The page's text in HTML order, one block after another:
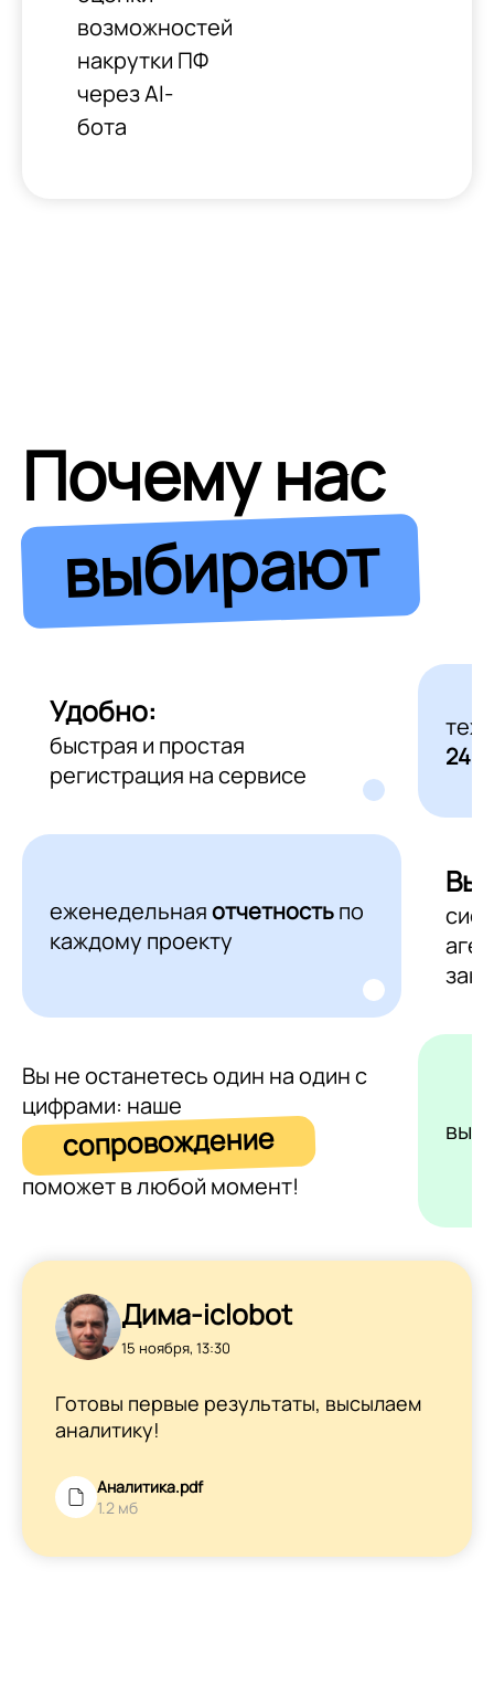
возможностей
накрутки ПФ
через AI-
бота
Почему нас
выбирают
Удобно:
быстрая и простая
регистрация на сервисе
24/7
еженедельнаяотчетностьпо
каждому проекту
Вы не останетесь один на один с
цифрами: наше
сопровождение
поможет в любой момент!
Дима-iclobot
15 ноября, 13:30
Готовы первые результаты, высылаем
аналитику!
Аналитика.pdf
1.2 мб